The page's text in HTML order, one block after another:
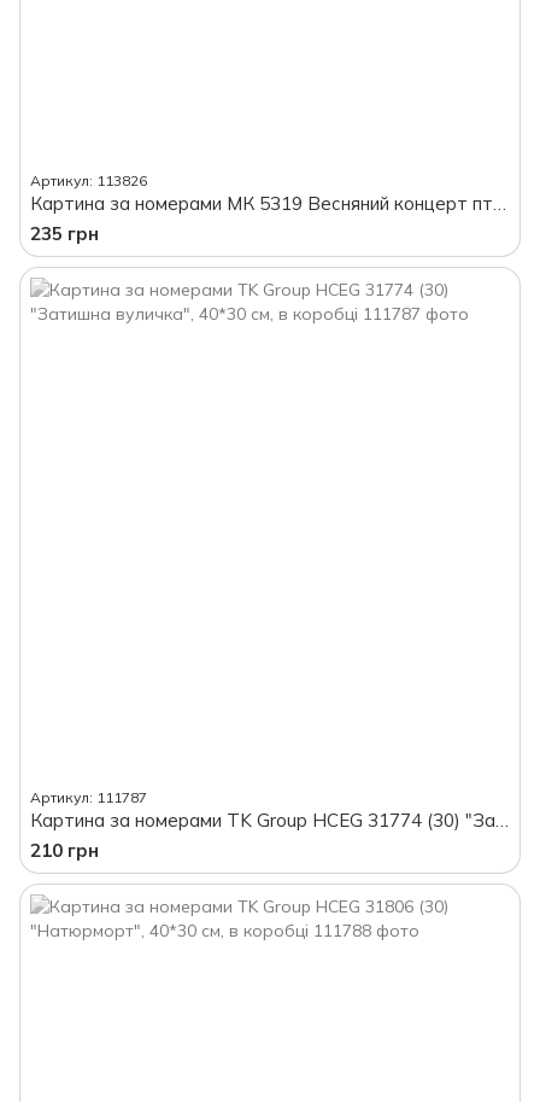
Артикул: 113826
Картина за номерами МК 5319 Весняний концерт птахів на гілках, 30 х 40 см, у пакеті
235 грн
Артикул: 111787
Картина за номерами TK Group HCEG 31774 (30) "Затишна вуличка", 40*30 см, в коробці
210 грн